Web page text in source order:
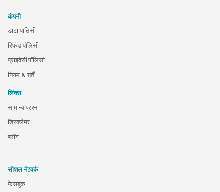
कंपनी
डाटा पालिसी
रिफंड पॉलिसी
प्राइवेसी पॉलिसी
नियम & शर्तें
लिंक्स
सामान्य प्रश्न
डिस्क्लेमर
ब्लॉग
सोशल नेटवर्क
फेसबुक